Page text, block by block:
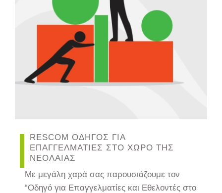
RESCOM ΟΔΗΓΟΣ ΓΙΑ
ΕΠΑΓΓΕΛΜΑΤΙΕΣ ΣΤΟ ΧΩΡΟ ΤΗΣ
ΝΕΟΛΑΙΑΣ
Με μεγάλη χαρά σας παρουσιάζουμε τον
“Οδηγό για Επαγγελματίες και Εθελοντές στο